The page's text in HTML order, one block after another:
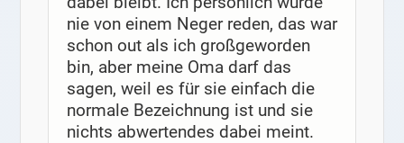
nie von einem Neger reden, das war
schon out als ich großgeworden
bin, aber meine Oma darf das
sagen, weil es für sie einfach die
normale Bezeichnung ist und sie
nichts abwertendes dabei meint.